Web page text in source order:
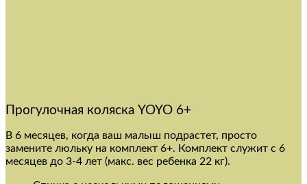
Прогулочная коляска YOYO 6+
В 6 месяцев, когда ваш малыш подрастет, просто
замените люльку на комплект 6+. Комплект служит с 6
месяцев до 3-4 лет (макс. вес ребенка 22 кг).